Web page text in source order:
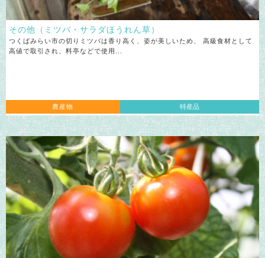
その他（ミツバ・サラダほうれん草）
つくばみらい市の切りミツバは香り高く、姿が美しいため、 高級食材として
高値で取引され、料亭などで使用...
農産物 特産品